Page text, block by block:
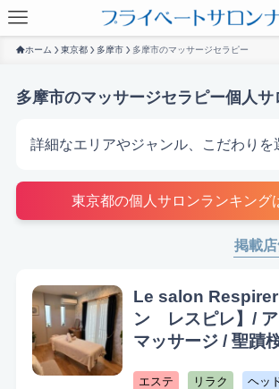
ホーム 東京都 多摩市 多摩市のマッサージセラピー
多摩市のマッサージセラピー個人サ
詳細なエリアやジャンル、こだわりを
サロンを探す
東京都の個人サロンランキング
掲載店
Le salon
ン レスピレ】/
マッサージ / 聖蹟
エステ リラク ヘッ